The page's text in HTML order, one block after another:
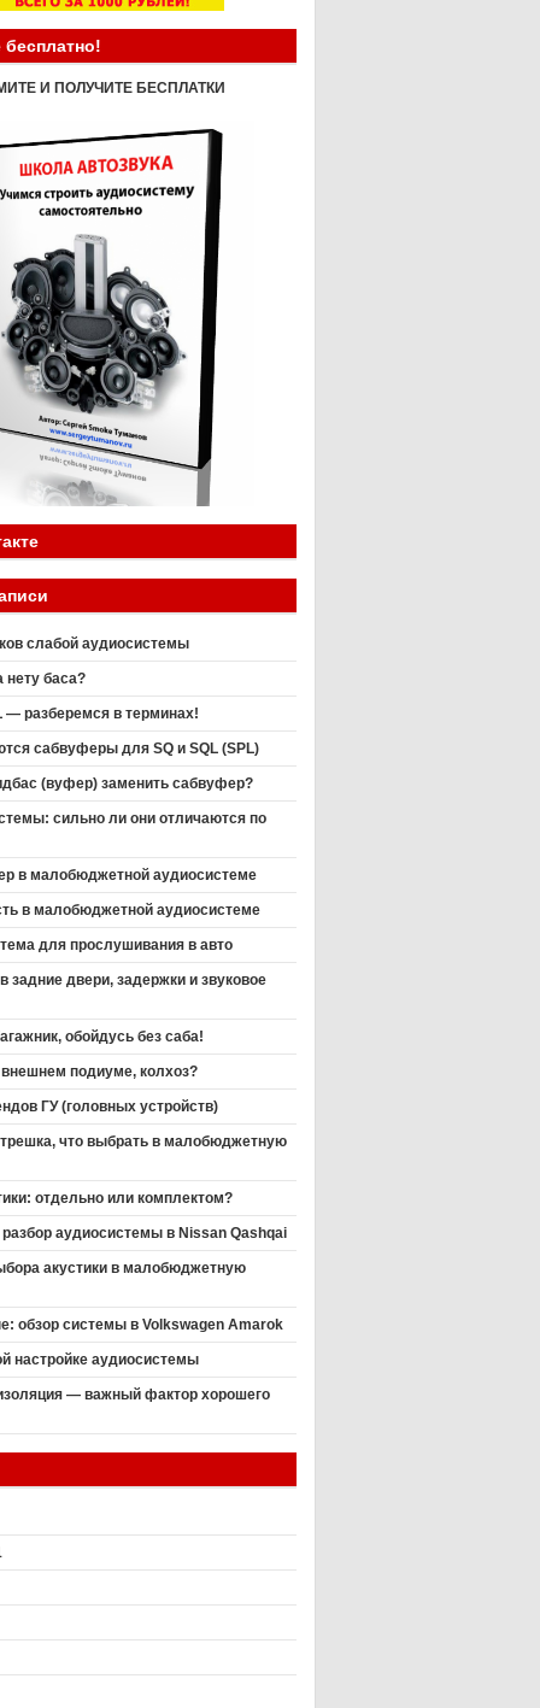
бесплатно!
И ПОЛУЧИТЕ БЕСПЛАТКИ
слабой аудиосистемы
нету баса?
— разберемся в терминах!
сабвуферы для SQ и SQL (SPL)
(вуфер) заменить сабвуфер?
сильно ли они отличаются по
в малобюджетной аудиосистеме
в малобюджетной аудиосистеме
для прослушивания в авто
задние двери, задержки и звуковое
обойдусь без саба!
внешнем подиуме, колхоз?
ГУ (головных устройств)
что выбрать в малобюджетную
отдельно или комплектом?
аудиосистемы в Nissan Qashqai
акустики в малобюджетную
обзор системы в Volkswagen Amarok
настройке аудиосистемы
— важный фактор хорошего